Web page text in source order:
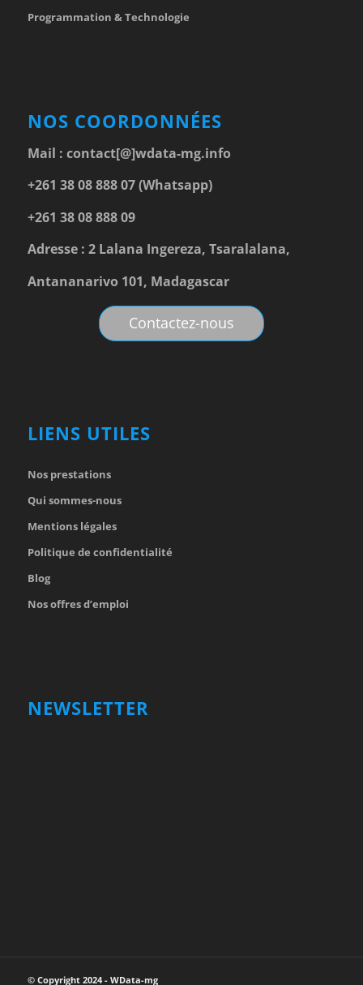
Programmation & Technologie
NOS COORDONNÉES
Mail : contact[@]wdata-mg.info
+261 38 08 888 07 (Whatsapp)
+261 38 08 888 09
Adresse : 2 Lalana Ingereza, Tsaralalana,
Antananarivo 101, Madagascar
Contactez-nous
LIENS UTILES
Nos prestations
Qui sommes-nous
Mentions légales
Politique de confidentialité
Blog
Nos offres d’emploi
NEWSLETTER
© Copyright 2024 - WData-mg